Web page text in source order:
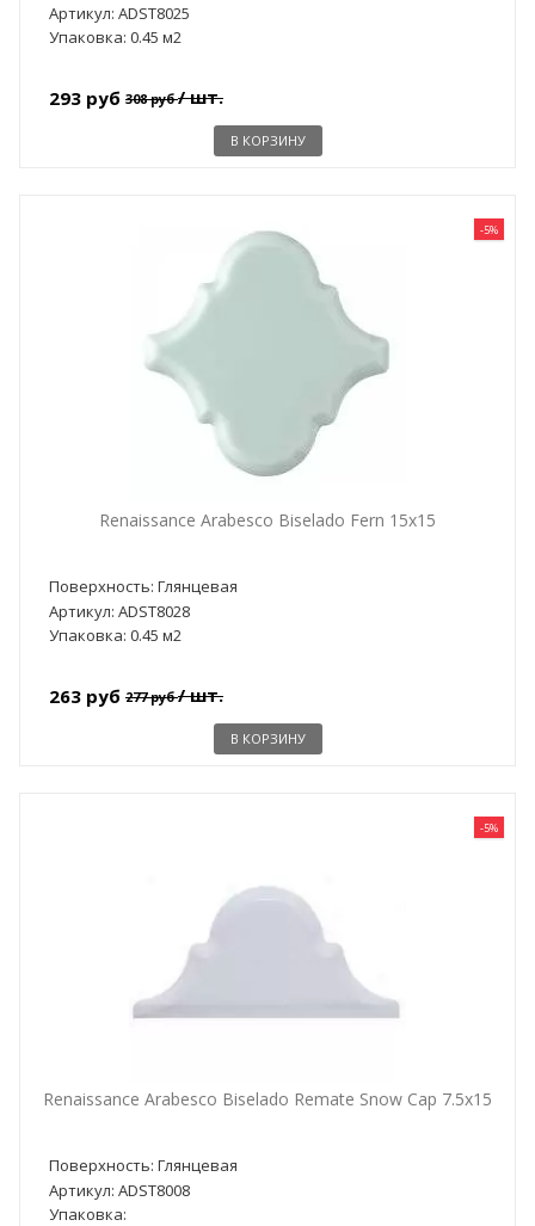
Артикул: ADST8025
Упаковка: 0.45 м2
293 руб 308 руб/ шт.
В КОРЗИНУ
-5%
Renaissance Arabesco Biselado Fern 15x15
Поверхность: Глянцевая
Артикул: ADST8028
Упаковка: 0.45 м2
263 руб 277 руб/ шт.
В КОРЗИНУ
-5%
Renaissance Arabesco Biselado Remate Snow Cap 7.5x15
Поверхность: Глянцевая
Артикул: ADST8008
Упаковка: